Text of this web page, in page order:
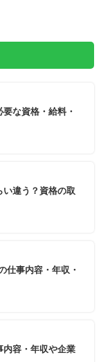
な資格・給料・
違う？資格の取
仕事内容・年収・
内容・年収や企業